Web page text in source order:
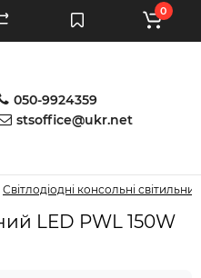
050-9924359
stsoffice@ukr.net
0
Світлодіодні консольні
LED PWL 150W